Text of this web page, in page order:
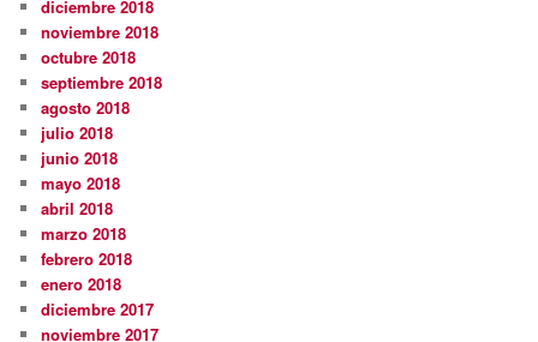
diciembre 2018
noviembre 2018
octubre 2018
septiembre 2018
agosto 2018
julio 2018
junio 2018
mayo 2018
abril 2018
marzo 2018
febrero 2018
enero 2018
diciembre 2017
noviembre 2017